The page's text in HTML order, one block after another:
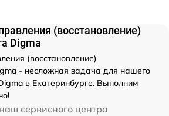
(восстановление)
Digma
(восстановление)
- несложная задача для нашего
в Екатеринбурге. Выполним
сервисного центра